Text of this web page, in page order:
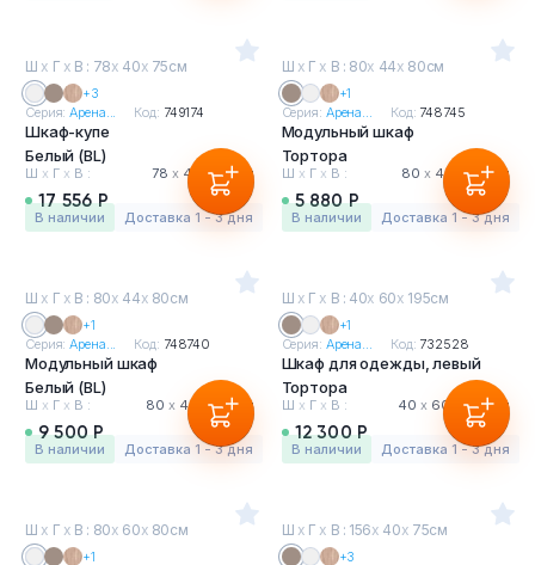
Ш х Г х В : 78х 40х 75см
+3
Серия:Арена... Код: 749174
Шкаф-купе
Белый (BL)
Ш х Г х В : 78 х40 х75 см
17 556 Р
в наличии Доставка 1 - 3 дня
Ш х Г х В : 80х 44х 80см
+1
Серия: Арена... Код: 748745
Модульный шкаф
Тортора
Ш х Г х В : 80 х 44 х80 см
5 880 Р
в наличии Доставка 1 - 3 дня
Ш х Г х В : 80х 44х 80см
+1
Серия:Арена... Код: 748740
Модульный шкаф
Белый (BL)
Ш х Г х В : 80 х44 х80 см
9 500 Р
в наличии Доставка 1 - 3 дня
Ш х Г х В : 40х 60х 195см
+1
Серия: Арена... Код: 732528
Шкаф для одежды, левый
Тортора
Ш х Г х В : 40 х 60 195 см
12 300 Р
в наличии Доставка 1 - 3 дня
Ш х Г х В : 80х 60х 80см
+1
Ш х Г х В : 156х 40х 75см
+3